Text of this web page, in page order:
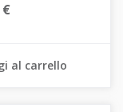
€
al carrello